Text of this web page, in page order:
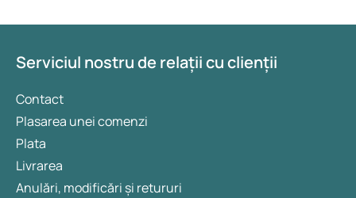
Serviciul nostru de relații cu clienții
Contact
Plasarea unei comenzi
Plata
Livrarea
Anulări, modificări și retururi